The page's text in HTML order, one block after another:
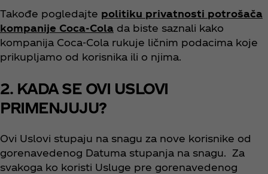
Takođe pogledajte politiku privatnosti potrošača
kompanije Coca‑Cola da biste saznali kako
kompanija Coca‑Cola rukuje ličnim podacima koje
prikupljamo od korisnika ili o njima.
2. KADA SE OVI USLOVI
PRIMENJUJU?
Ovi Uslovi stupaju na snagu za nove korisnike od
gorenavedenog Datuma stupanja na snagu. Za
svakoga ko koristi Usluge pre gorenavedenog